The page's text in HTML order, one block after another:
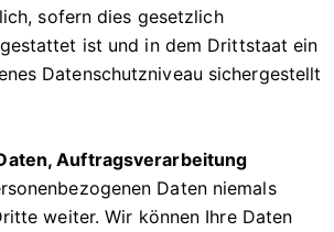
sofern dies gesetzlich
ist und in dem Drittstaat ein
Datenschutzniveau sichergestellt
Auftragsverarbeitung
Daten niemals
weiter. Wir können Ihre Daten